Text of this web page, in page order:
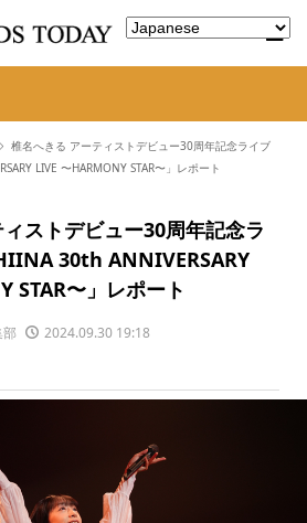
椎名へきる アーティストデビュー30周年記念ライブ
LIVE 〜HARMONY STAR〜」レポート
ストデビュー30周年記念ラ
30th ANNIVERSARY
STAR〜」レポート
部 2024.09.30 19:18